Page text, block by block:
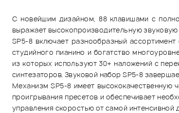
С новейшим дизайном, 88 клавишами с
выражает высокопроизводительную
SP5-8 включает разнообразный
студийного пианино и богатство
из которых используют 30+ наложений с
синтезаторов. Звуковой набор SP5-8
Механизм SP5-8 имеет высококачественную
проигрывания пресетов и обеспечивает
управления скоростью от самой интенсивной